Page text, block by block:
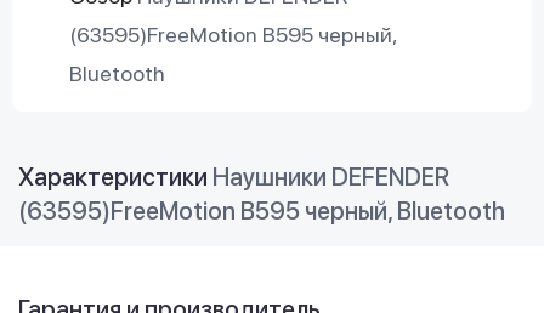
(63595)FreeMotion B595 черный,
Bluetooth
Характеристики Наушники DEFENDER
(63595)FreeMotion B595 черный, Bluetooth